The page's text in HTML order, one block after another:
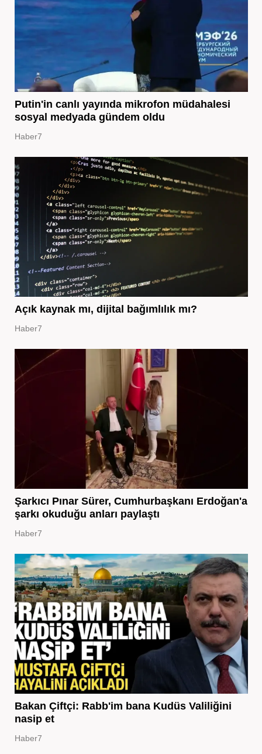
Putin'in canlı yayında mikrofon müdahalesi
sosyal medyada gündem oldu
Haber7
Açık kaynak mı, dijital bağımlılık mı?
Haber7
Şarkıcı Pınar Sürer, Cumhurbaşkanı Erdoğan'a
şarkı okuduğu anları paylaştı
Haber7
Bakan Çiftçi: Rabb'im bana Kudüs Valiliğini
nasip et
Haber7